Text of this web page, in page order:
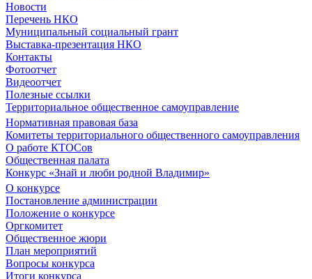
Новости
Перечень НКО
Муниципальный социальный грант
Выставка-презентация НКО
Контакты
Фотоотчет
Видеоотчет
Полезные ссылки
Территориальное общественное самоуправление
Нормативная правовая база
Комитеты территориального общественного самоуправления
О работе КТОСов
Общественная палата
Конкурс «Знай и люби родной Владимир»
О конкурсе
Постановление администрации
Положение о конкурсе
Оргкомитет
Общественное жюри
План мероприятий
Вопросы конкурса
Итоги конкурса